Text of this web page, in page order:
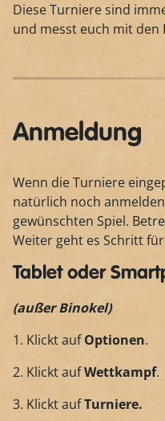
Diese Turniere sind
und messt euch mit den
Anmeldung
Wenn die Turniere
natürlich noch
gewünschten Spiel.
Weiter geht es Schritt
Tablet oder
(außer Binokel)
1. Klickt aufOptionen.
2. Klickt aufWettkampf.
3. Klickt aufTurniere.